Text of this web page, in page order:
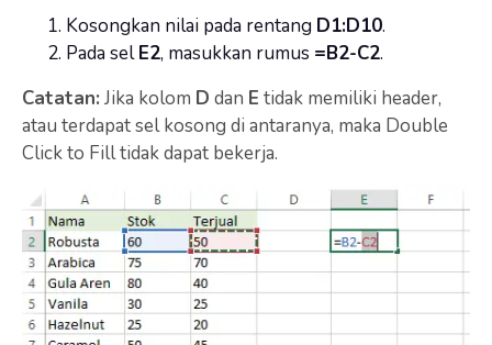
Kosongkan nilai pada rentang D1:D10.
Pada selE2, masukkan rumus =B2-C2.
Catatan: Jika kolom D dan E tidak memiliki header,
atau terdapat sel kosong di antaranya, maka Double
Click to Fill tidak dapat bekerja.